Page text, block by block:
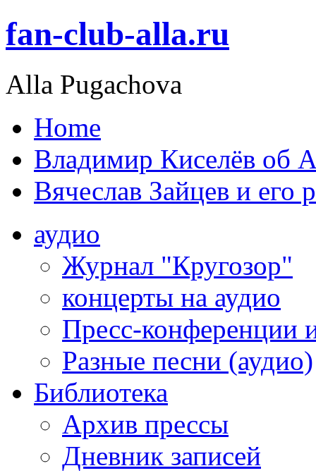
fan-club-alla.ru
Alla Pugachova
Home
Владимир Киселёв об
Вячеслав Зайцев и его
аудио
Журнал "Кругозор"
концерты на аудио
Пресс-конференции
Разные песни (аудио)
Библиотека
Архив прессы
Дневник записей